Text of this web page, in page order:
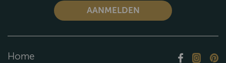
Home